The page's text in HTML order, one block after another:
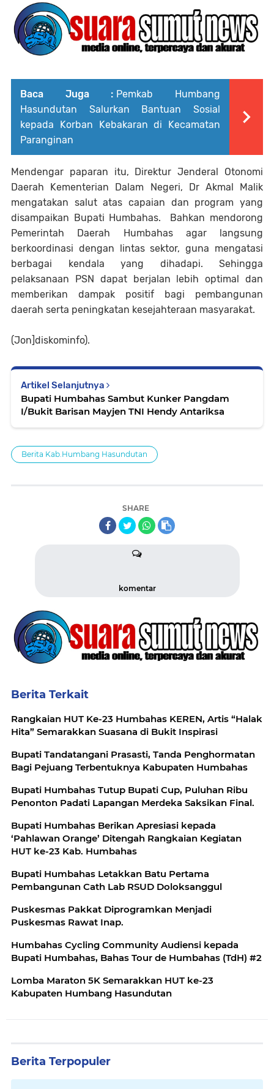
Baca Juga : Pemkab Humbang
Hasundutan Salurkan Bantuan Sosial
kepada Korban Kebakaran di Kecamatan
Paranginan
Mendengar paparan itu, Direktur Jenderal Otonomi
Daerah Kementerian Dalam Negeri, Dr Akmal Malik
mengatakan salut atas capaian dan program yang
disampaikan Bupati Humbahas. Bahkan mendorong
Pemerintah Daerah Humbahas agar langsung
berkoordinasi dengan lintas sektor, guna mengatasi
berbagai kendala yang dihadapi. Sehingga
pelaksanaan PSN dapat berjalan lebih optimal dan
memberikan dampak positif bagi pembangunan
daerah serta peningkatan kesejahteraan masyarakat.
(Jon]diskominfo).
Artikel Selanjutnya
Bupati Humbahas Sambut Kunker Pangdam
I/Bukit Barisan Mayjen TNI Hendy Antariksa
Berita Kab.Humbang Hasundutan
SHARE
komentar
Berita Terkait
Rangkaian HUT Ke-23 Humbahas KEREN, Artis “Halak
Hita” Semarakkan Suasana di Bukit Inspirasi
Bupati Tandatangani Prasasti, Tanda Penghormatan
Bagi Pejuang Terbentuknya Kabupaten Humbahas
Bupati Humbahas Tutup Bupati Cup, Puluhan Ribu
Penonton Padati Lapangan Merdeka Saksikan Final.
Bupati Humbahas Berikan Apresiasi kepada
‘Pahlawan Orange’ Ditengah Rangkaian Kegiatan
HUT ke-23 Kab. Humbahas
Bupati Humbahas Letakkan Batu Pertama
Pembangunan Cath Lab RSUD Doloksanggul
Puskesmas Pakkat Diprogramkan Menjadi
Puskesmas Rawat Inap.
Humbahas Cycling Community Audiensi kepada
Bupati Humbahas, Bahas Tour de Humbahas (TdH) #2
Lomba Maraton 5K Semarakkan HUT ke-23
Kabupaten Humbang Hasundutan
Berita Terpopuler